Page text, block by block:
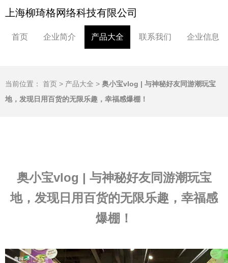
上海柳琦格网络科技有限公司
首页 企业简介 产品大全 联系我们 企业信息
当前位置： 首页 > 产品大全 > 奥小宝vlog | 与神秘好友同游潮玩宝
地，发现日用百货的无限乐趣，幸福感爆棚！
奥小宝vlog | 与神秘好友同游潮玩宝
地，发现日用百货的无限乐趣，幸福感
爆棚！